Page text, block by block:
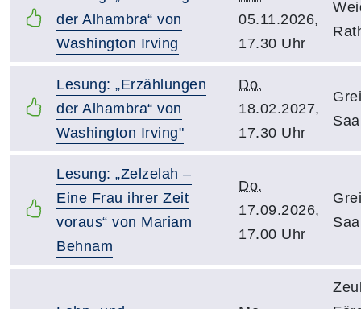
der Alhambra“ von
Washington Irving
05.11.2026,
17.30 Uhr
Lesung: „Erzählungen
der Alhambra“ von
Washington Irving"
Do.
18.02.2027,
17.30 Uhr
Lesung: „Zelzelah –
Eine Frau ihrer Zeit
voraus“ von Mariam
Behnam
Do.
17.09.2026,
17.00 Uhr